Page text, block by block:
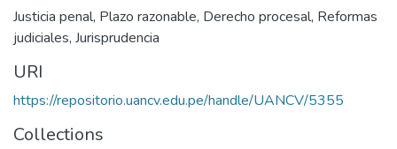
Justicia penal, Plazo razonable, Derecho procesal, Reformas
judiciales, Jurisprudencia
URI
https://repositorio.uancv.edu.pe/handle/UANCV/5355
Collections